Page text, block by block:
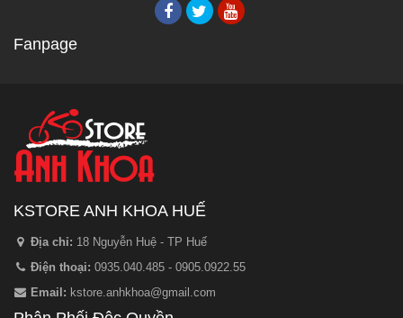
Fanpage
KSTORE ANH KHOA HUẾ
Địa chỉ: 18 Nguyễn Huệ - TP Huế
Điện thoại: 0935.040.485 - 0905.0922.55
Email: kstore.anhkhoa@gmail.com